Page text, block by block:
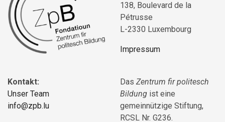
138, Boulevard de la
Pétrusse
L-2330 Luxembourg
Impressum
Kontakt:
Unser Team
info@zpb.lu
Das Zentrum fir politesch
Bildung ist eine
gemeinnützige Stiftung,
RCSL Nr. G236.